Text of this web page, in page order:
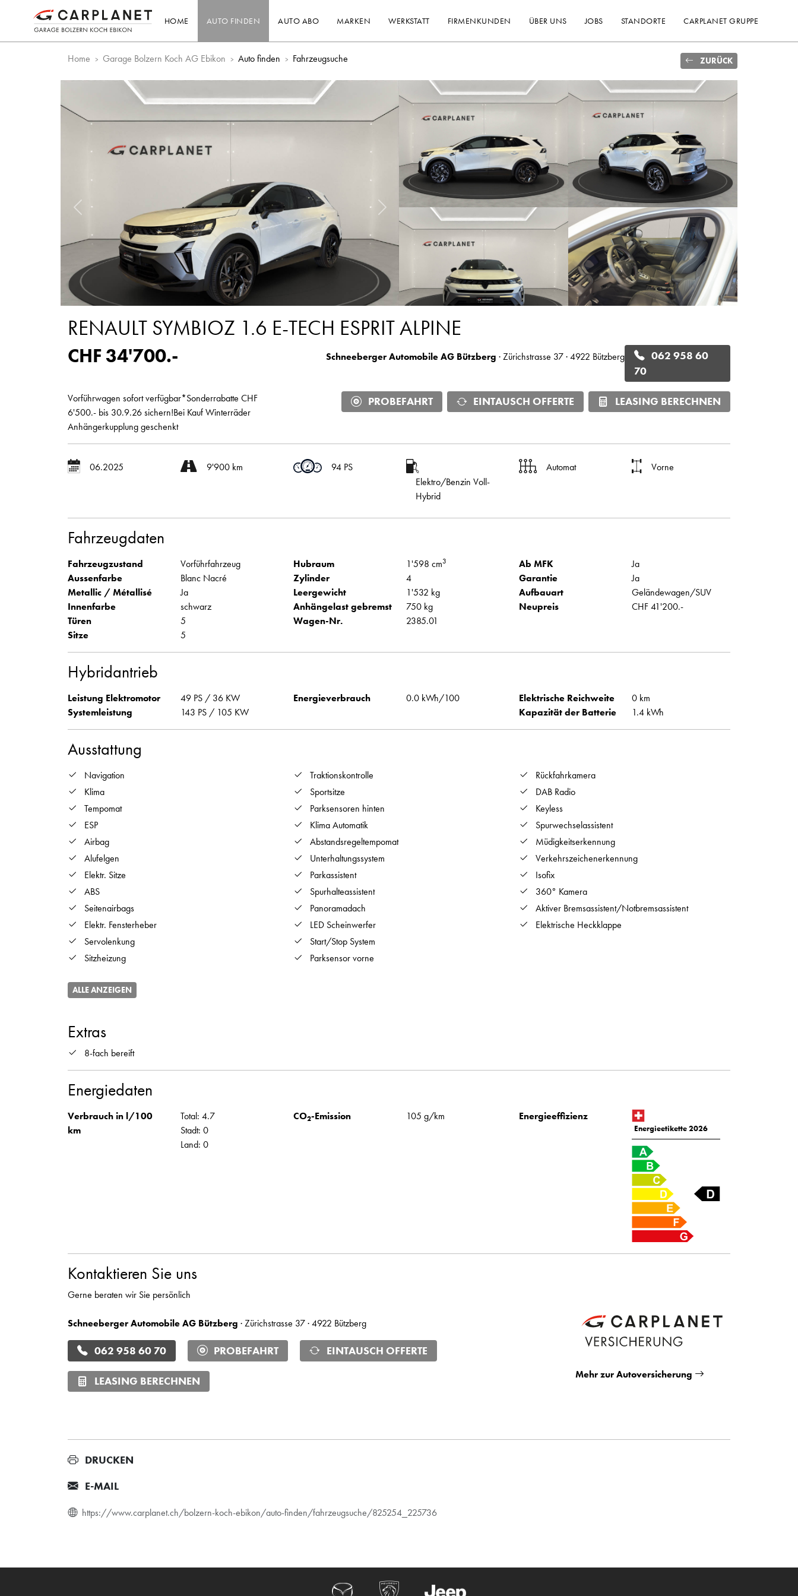
HOME AUTO FINDEN AUTO ABO MARKEN WERKSTATT FIRMENKUNDEN ÜBER UNS JOBS STANDORTE CARPLANET GRUPPE
Home Garage Bolzern Koch AG Ebikon Auto finden Fahrzeugsuche ZURÜCK
Vorheriges Bild Nächstes Bild
RENAULT SYMBIOZ 1.6 E-TECH ESPRIT ALPINE
CHF 34'700.- Schneeberger Automobile AG Bützberg · Zürichstrasse 37 · 4922 Bützberg
062 958 60
70
Vorführwagen sofort verfügbar*Sonderrabatte CHF
6'500.- bis 30.9.26 sichern!Bei Kauf Winterräder
Anhängerkupplung geschenkt
PROBEFAHRT EINTAUSCH OFFERTE LEASING BERECHNEN
06.2025 9'900 km
94 PS
Elektro/Benzin Voll-
Hybrid
Automat Vorne
Fahrzeugdaten
Fahrzeugzustand
Vorführfahrzeug
Aussenfarbe
Blanc Nacré
Metallic / Métallisé
Ja
Innenfarbe
schwarz
Türen
5
Sitze
5
Hubraum 1'598 cm3
Zylinder
4
Leergewicht
1'532 kg
Anhängelast gebremst
750 kg
Wagen-Nr.
2385.01
Ab MFK
Ja
Garantie
Ja
Aufbauart
Geländewagen/SUV
Neupreis
CHF 41'200.-
Hybridantrieb
Leistung Elektromotor
49 PS / 36 KW
Systemleistung
143 PS / 105 KW
Energieverbrauch 0.0 kWh/100 Elektrische Reichweite
0 km
Kapazität der Batterie
1.4 kWh
Ausstattung
Navigation
Klima
Tempomat
ESP
Airbag
Alufelgen
Elektr. Sitze
ABS
Seitenairbags
Elektr. Fensterheber
Servolenkung
Sitzheizung
Traktionskontrolle
Sportsitze
Parksensoren hinten
Klima Automatik
Abstandsregeltempomat
Unterhaltungssystem
Parkassistent
Spurhalteassistent
Panoramadach
LED Scheinwerfer
Start/Stop System
Parksensor vorne
Rückfahrkamera
DAB Radio
Keyless
Spurwechselassistent
Müdigkeitserkennung
Verkehrszeichenerkennung
Isofix
360° Kamera
Aktiver Bremsassistent/Notbremsassistent
Elektrische Heckklappe
ALLE ANZEIGEN
Extras
8-fach bereift
Energiedaten
Verbrauch in l/100
km
Total: 4.7
Stadt: 0
Land: 0
CO2-Emission 105 g/km Energieeffizienz
Energieetikette 2026
Kontaktieren Sie uns
Gerne beraten wir Sie persönlich
Schneeberger Automobile AG Bützberg · Zürichstrasse 37 · 4922 Bützberg
062 958 60 70 PROBEFAHRT EINTAUSCH OFFERTE
LEASING BERECHNEN
Mehr zur Autoversicherung
DRUCKEN
E-MAIL
https://www.carplanet.ch/bolzern-koch-ebikon/auto-finden/fahrzeugsuche/825254_225736